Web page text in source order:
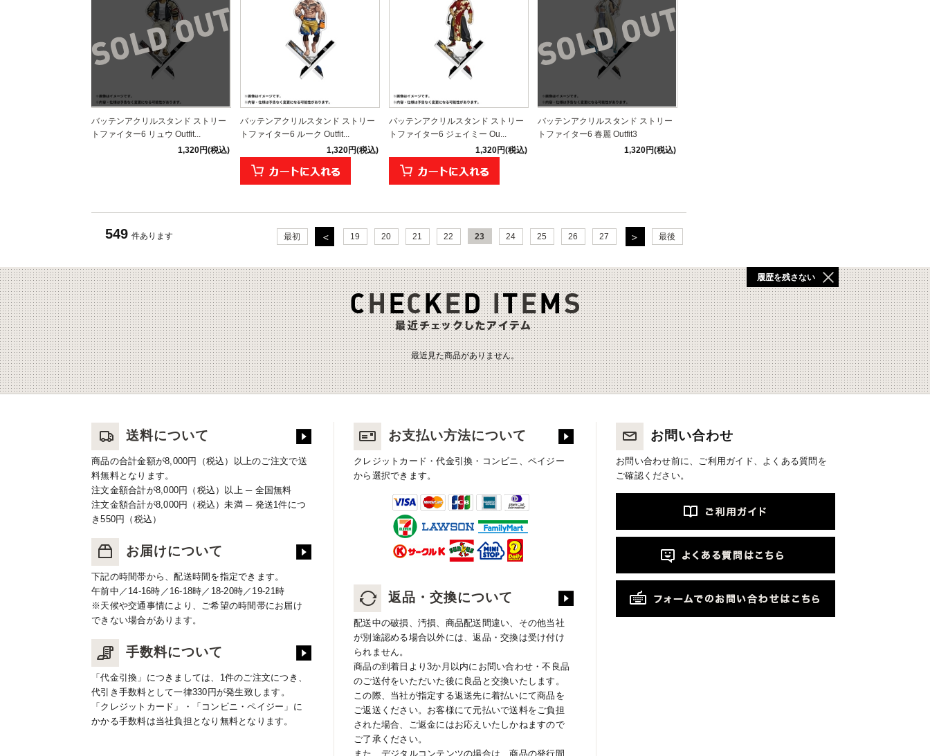
バッテンアクリルスタンド ストリー
トファイター6 リュウ Outfit...
1,320円(税込)
バッテンアクリルスタンド ストリー
トファイター6 ルーク Outfit...
1,320円(税込)
バッテンアクリルスタンド ストリー
トファイター6 ジェイミー Ou...
1,320円(税込)
バッテンアクリルスタンド ストリー
トファイター6 春麗 Outfit3
1,320円(税込)
549 件あります 最初 19 20 21 22 23 24 25 26 27 最後
最近見た商品がありません。
履歴を残さない
送料について
商品の合計金額が8,000円（税込）以上のご注文で送
料無料となります。
注文金額合計が8,000円（税込）以上 ─ 全国無料
注文金額合計が8,000円（税込）未満 ─ 発送1件につ
き550円（税込）
お届けについて
下記の時間帯から、配送時間を指定できます。
午前中／14-16時／16-18時／18-20時／19-21時
※天候や交通事情により、ご希望の時間帯にお届け
できない場合があります。
手数料について
「代金引換」につきましては、1件のご注文につき、
代引き手数料として一律330円が発生致します。
「クレジットカード」・「コンビニ・ペイジー」に
かかる手数料は当社負担となり無料となります。
お支払い方法について
クレジットカード・代金引換・コンビニ、ペイジー
から選択できます。
返品・交換について
配送中の破損、汚損、商品配送間違い、その他当社
が別途認める場合以外には、返品・交換は受け付け
られません。
商品の到着日より3か月以内にお問い合わせ・不良品
のご送付をいただいた後に良品と交換いたします。
この際、当社が指定する返送先に着払いにて商品を
ご返送ください。お客様にて元払いで送料をご負担
された場合、ご返金にはお応えいたしかねますので
ご了承ください。
また、デジタルコンテンツの場合は、商品の発行間
お問い合わせ
お問い合わせ前に、ご利用ガイド、よくある質問を
ご確認ください。